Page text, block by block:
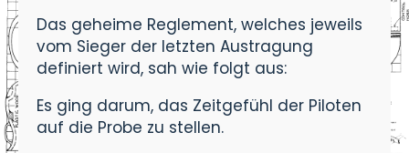
Das geheime Reglement, welches jeweils
vom Sieger der letzten Austragung
definiert wird, sah wie folgt aus:
Es ging darum, das Zeitgefühl der Piloten
auf die Probe zu stellen.